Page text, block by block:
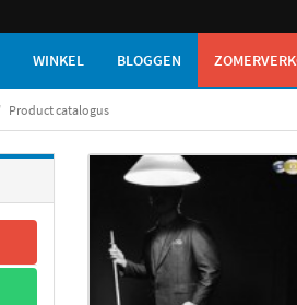
WINKEL BLOGGEN
Product catalogus